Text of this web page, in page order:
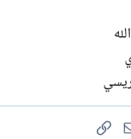
البريد الإلكتروني